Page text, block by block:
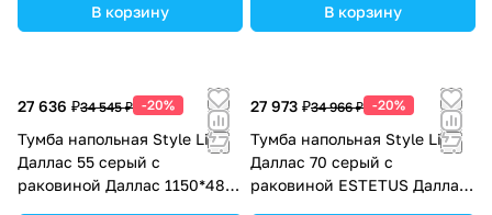
В корзину
В корзину
27 636 ₽34 545 ₽ -20%
Тумба напольная Style Line
Даллас 55 серый с
раковиной Даллас 1150*480
27 973 ₽34 966 ₽ -20%
Тумба напольная Style Line
Даллас 70 серый с
раковиной ESTETUS Даллас